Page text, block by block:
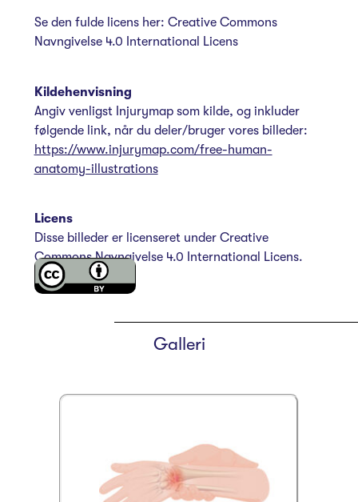
Se den fulde licens her: Creative Commons
Navngivelse 4.0 International Licens
Kildehenvisning
Angiv venligst Injurymap som kilde, og inkluder
følgende link, når du deler/bruger vores billeder:
https://www.injurymap.com/free-human-
anatomy-illustrations
Licens
Disse billeder er licenseret under Creative
Commons Navngivelse 4.0 International Licens.
Galleri